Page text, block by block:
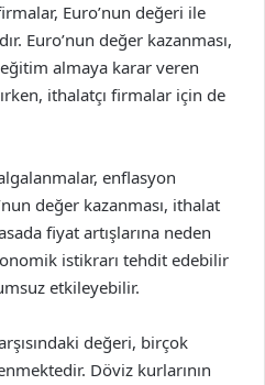
Euro’nun değeri ile
Euro’nun değer kazanması,
almaya karar veren
ithalatçı firmalar için de
enflasyon
değer kazanması, ithalat
fiyat artışlarına neden
istikrarı tehdit edebilir
etkileyebilir.
değeri, birçok
Döviz kurlarının